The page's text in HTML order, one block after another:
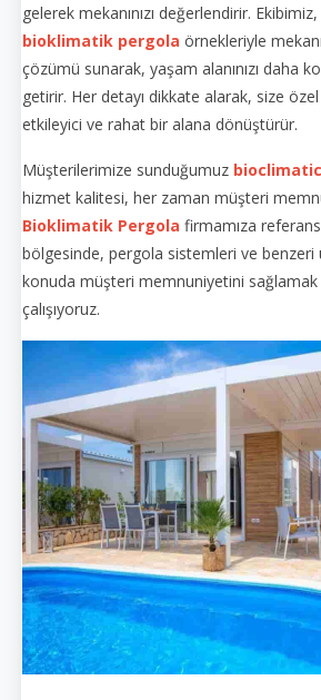
gelerek mekanınızı değerlendirir. Ekibimiz,
bioklimatik pergola örnekleriyle
çözümü sunarak, yaşam alanınızı daha
getirir. Her detayı dikkate alarak, size özel
etkileyici ve rahat bir alana dönüştürür.
Müşterilerimize sunduğumuz
hizmet kalitesi, her zaman müşteri
Bioklimatik Pergola firmamıza
bölgesinde, pergola sistemleri ve benzeri
konuda müşteri memnuniyetini sağlamak
çalışıyoruz.